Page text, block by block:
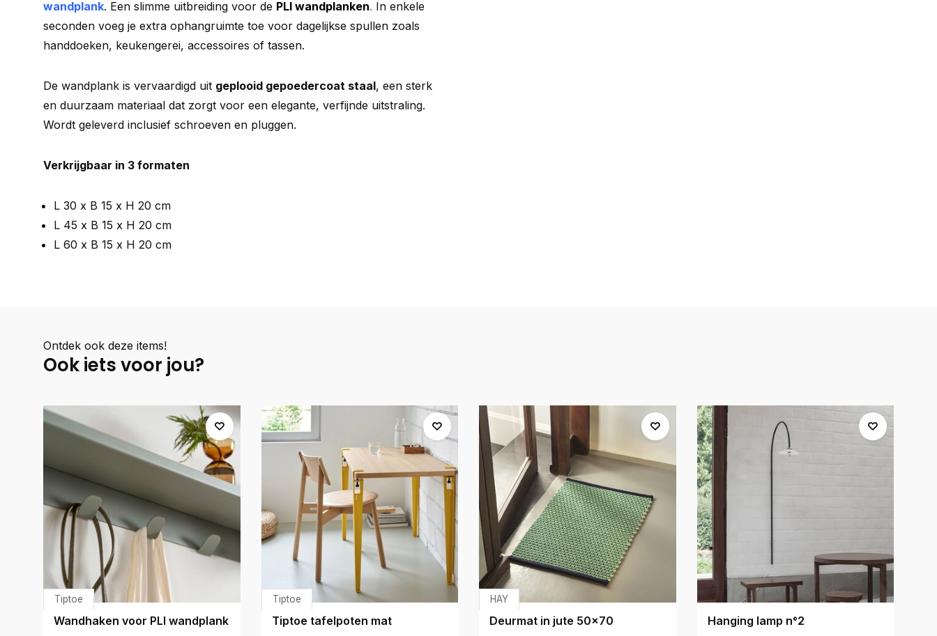
wandplank. Een slimme uitbreiding voor de PLI wandplanken. In enkele
seconden voeg je extra ophangruimte toe voor dagelijkse spullen zoals
handdoeken, keukengerei, accessoires of tassen.
De wandplank is vervaardigd uit geplooid gepoedercoat staal, een sterk
en duurzaam materiaal dat zorgt voor een elegante, verfijnde uitstraling.
Wordt geleverd inclusief schroeven en pluggen.
Verkrijgbaar in 3 formaten
L 30 x B 15 x H 20 cm
L 45 x B 15 x H 20 cm
L 60 x B 15 x H 20 cm
Ontdek ook deze items!
Ook iets voor jou?
Tiptoe
Wandhaken voor PLI wandplank
Tiptoe
Tiptoe tafelpoten mat
HAY
Deurmat in jute 50x70 Hanging lamp n°2